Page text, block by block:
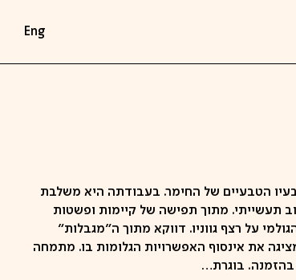
Eng
הטבעיים של החימר. בעבודתה היא משלבת
תעשייתי. מתוך תפישה של קיימות ופשטות
על רצף גווניו. דווקא מתוך ה"מגבלות"
את אינסוף האפשרויות הגלומות בו. מתמחה
בהזמנה. בוגרת…